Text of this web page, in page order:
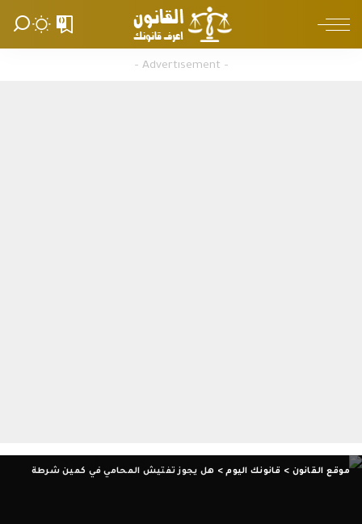
0
– Advertisement –
موقع القانون > قانونك اليوم> هل يجوز تفتيش المحامي في كمين شرطة